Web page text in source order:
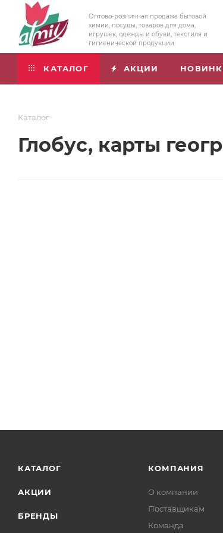
Оптово-розничная продажа бытовой
химии, посуды, товаров для дома,
игрушек, одежды и обуви, текстиля и
гигиенической продукции
КАТАЛОГ АКЦИИ
Каталог
Глобус, карты
КАТАЛОГ
АКЦИИ
БРЕНДЫ
КОМПАНИЯ
О компании
Поставщикам
Команда